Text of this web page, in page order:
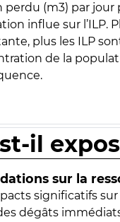
perdu (m3) par jour
influe sur l’ILP.
plus les ILP
de la
il
sur la
significatifs
dégâts